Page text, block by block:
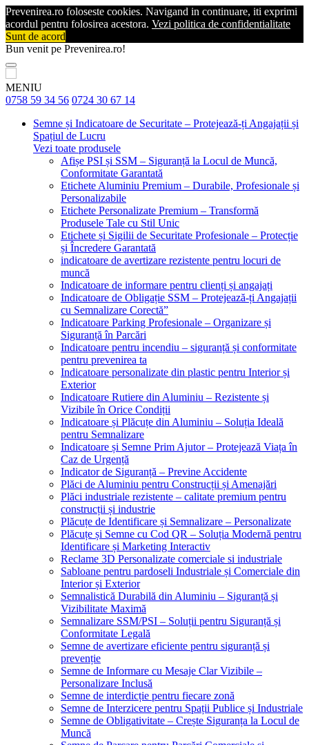
Prevenirea.ro foloseste cookies. Navigand in continuare, iti exprimi
acordul pentru folosirea acestora. Vezi politica de confidentialitate
Sunt de acord
Bun venit pe Prevenirea.ro!
MENIU
0758 59 34 56 0724 30 67 14
Semne și Indicatoare de Securitate – Protejează-ți Angajații și
Spațiul de Lucru
Vezi toate produsele
Afișe PSI și SSM – Siguranță la Locul de Muncă,
Conformitate Garantată
Etichete Aluminiu Premium – Durabile, Profesionale și
Personalizabile
Etichete Personalizate Premium – Transformă
Produsele Tale cu Stil Unic
Etichete și Sigilii de Securitate Profesionale – Protecție
și Încredere Garantată
indicatoare de avertizare rezistente pentru locuri de
muncă
Indicatoare de informare pentru clienți și angajați
Indicatoare de Obligație SSM – Protejează-ți Angajații
cu Semnalizare Corectă”
Indicatoare Parking Profesionale – Organizare și
Siguranță în Parcări
Indicatoare pentru incendiu – siguranță și conformitate
pentru prevenirea ta
Indicatoare personalizate din plastic pentru Interior și
Exterior
Indicatoare Rutiere din Aluminiu – Rezistente și
Vizibile în Orice Condiții
Indicatoare și Plăcuțe din Aluminiu – Soluția Ideală
pentru Semnalizare
Indicatoare și Semne Prim Ajutor – Protejează Viața în
Caz de Urgență
Indicator de Siguranță – Previne Accidente
Plăci de Aluminiu pentru Construcții și Amenajări
Plăci industriale rezistente – calitate premium pentru
construcții și industrie
Plăcuțe de Identificare și Semnalizare – Personalizate
Plăcuțe și Semne cu Cod QR – Soluția Modernă pentru
Identificare și Marketing Interactiv
Reclame 3D Personalizate comerciale si industriale
Sabloane pentru pardoseli Industriale și Comerciale din
Interior și Exterior
Semnalistică Durabilă din Aluminiu – Siguranță și
Vizibilitate Maximă
Semnalizare SSM/PSI – Soluții pentru Siguranță și
Conformitate Legală
Semne de avertizare eficiente pentru siguranță și
prevenție
Semne de Informare cu Mesaje Clar Vizibile –
Personalizare Inclusă
Semne de interdicție pentru fiecare zonă
Semne de Interzicere pentru Spații Publice și Industriale
Semne de Obligativitate – Crește Siguranța la Locul de
Muncă